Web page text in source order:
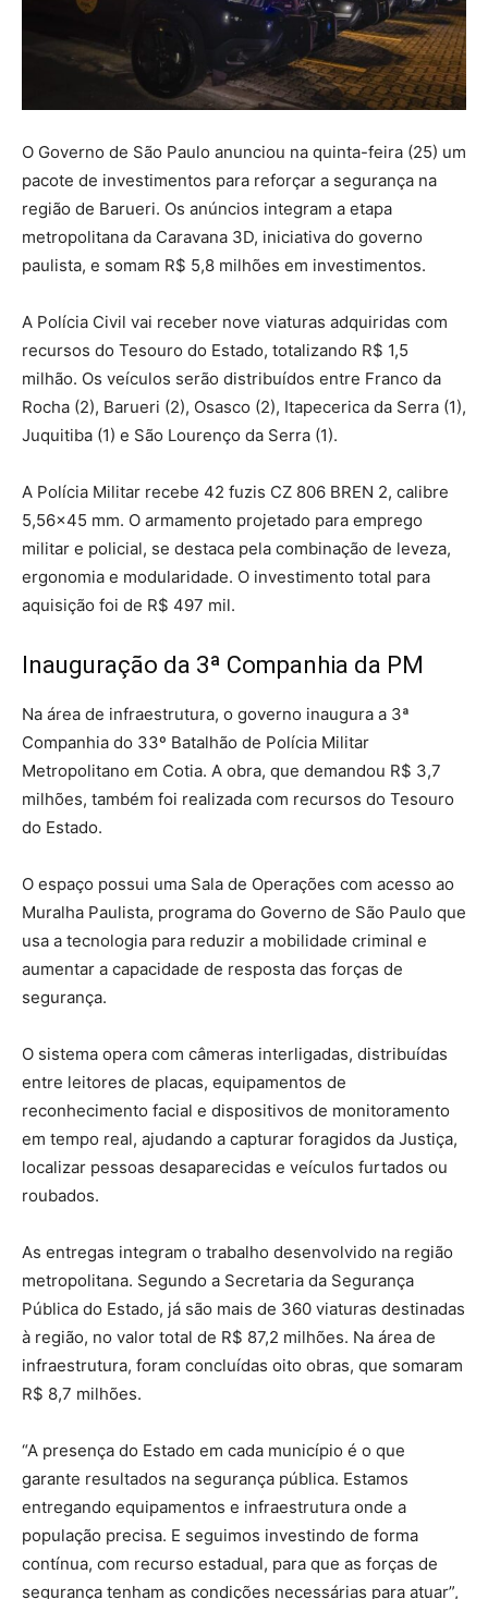
O Governo de São Paulo anunciou na quinta-feira (25) um
pacote de investimentos para reforçar a segurança na
região de Barueri. Os anúncios integram a etapa
metropolitana da Caravana 3D, iniciativa do governo
paulista, e somam R$ 5,8 milhões em investimentos.
A Polícia Civil vai receber nove viaturas adquiridas com
recursos do Tesouro do Estado, totalizando R$ 1,5
milhão. Os veículos serão distribuídos entre Franco da
Rocha (2), Barueri (2), Osasco (2), Itapecerica da Serra (1),
Juquitiba (1) e São Lourenço da Serra (1).
A Polícia Militar recebe 42 fuzis CZ 806 BREN 2, calibre
5,56×45 mm. O armamento projetado para emprego
militar e policial, se destaca pela combinação de leveza,
ergonomia e modularidade. O investimento total para
aquisição foi de R$ 497 mil.
Inauguração da 3ª Companhia da PM
Na área de infraestrutura, o governo inaugura a 3ª
Companhia do 33º Batalhão de Polícia Militar
Metropolitano em Cotia. A obra, que demandou R$ 3,7
milhões, também foi realizada com recursos do Tesouro
do Estado.
O espaço possui uma Sala de Operações com acesso ao
Muralha Paulista, programa do Governo de São Paulo que
usa a tecnologia para reduzir a mobilidade criminal e
aumentar a capacidade de resposta das forças de
segurança.
O sistema opera com câmeras interligadas, distribuídas
entre leitores de placas, equipamentos de
reconhecimento facial e dispositivos de monitoramento
em tempo real, ajudando a capturar foragidos da Justiça,
localizar pessoas desaparecidas e veículos furtados ou
roubados.
As entregas integram o trabalho desenvolvido na região
metropolitana. Segundo a Secretaria da Segurança
Pública do Estado, já são mais de 360 viaturas destinadas
à região, no valor total de R$ 87,2 milhões. Na área de
infraestrutura, foram concluídas oito obras, que somaram
R$ 8,7 milhões.
“A presença do Estado em cada município é o que
garante resultados na segurança pública. Estamos
entregando equipamentos e infraestrutura onde a
população precisa. E seguimos investindo de forma
contínua, com recurso estadual, para que as forças de
segurança tenham as condições necessárias para atuar”,